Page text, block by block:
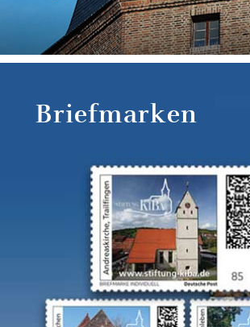
Briefmarken